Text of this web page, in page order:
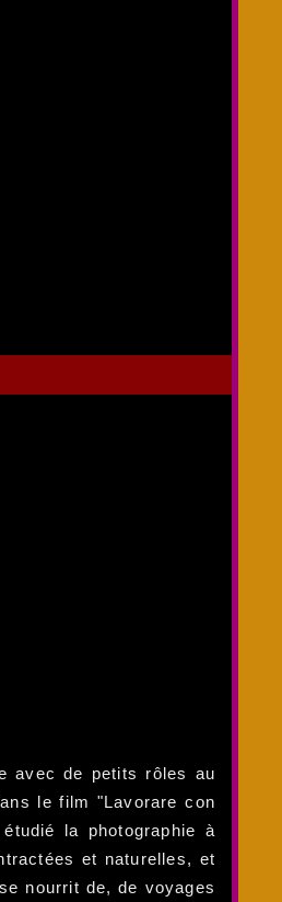
avec de petits rôles au
le film "Lavorare con
la photographie à
et naturelles, et
nourrit de, de voyages